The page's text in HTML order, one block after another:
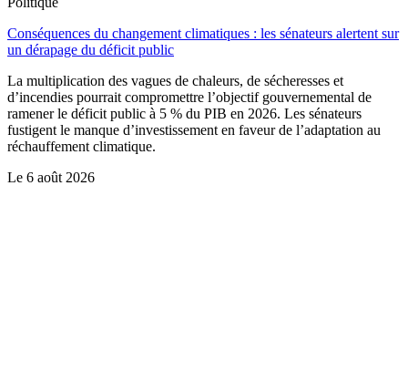
Conséquences du changement climatiques : les sénateurs alertent sur
un dérapage du déficit public
La multiplication des vagues de chaleurs, de sécheresses et
d’incendies pourrait compromettre l’objectif gouvernemental de
ramener le déficit public à 5 % du PIB en 2026. Les sénateurs
fustigent le manque d’investissement en faveur de l’adaptation au
réchauffement climatique.
Le 6 août 2026